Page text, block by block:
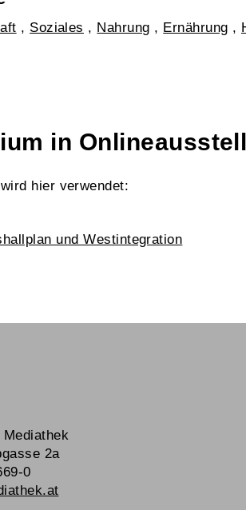
, Soziales , Nahrung , Ernährung ,
in
hier verwendet:
und Westintegration
2a
0